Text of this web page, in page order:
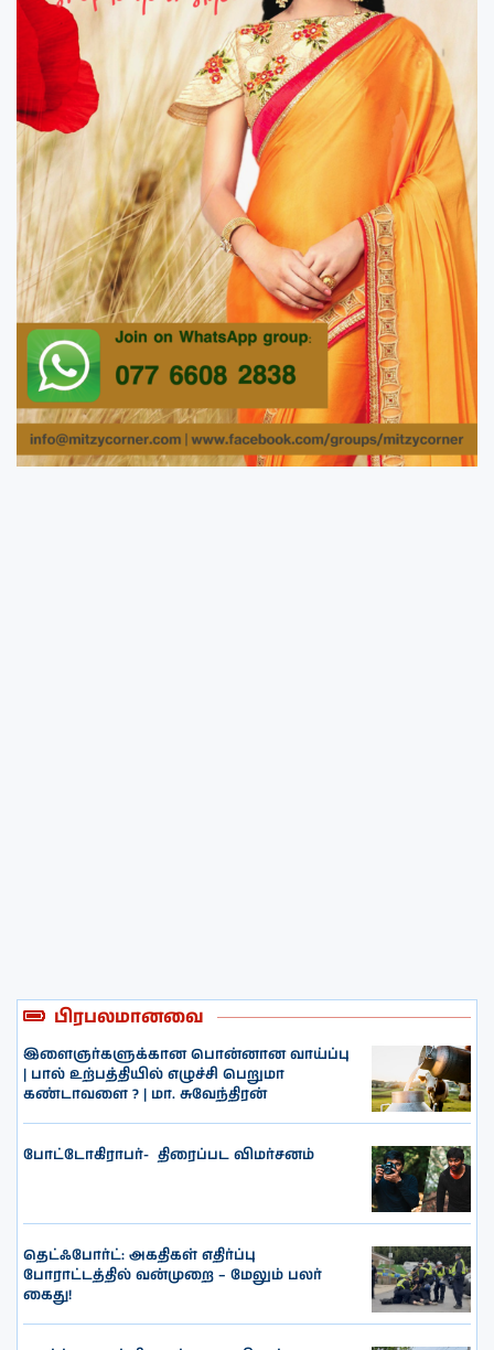
பிரபலமானவை
இளைஞர்களுக்கான பொன்னான வாய்ப்பு
| பால் உற்பத்தியில் எழுச்சி பெறுமா
கண்டாவளை ? | மா. சுவேந்திரன்
போட்டோகிராபர்- ‌ திரைப்பட விமர்சனம்
தெட்ஃபோர்ட்: அகதிகள் எதிர்ப்பு
போராட்டத்தில் வன்முறை – மேலும் பலர்
கைது!